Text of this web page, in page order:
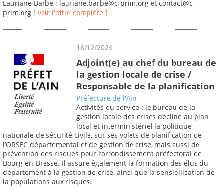
Lauriane Barbe : lauriane.barbe@c-prim.org et contact@c-
prim.org [ voir l'offre complète ]
16/12/2024
Adjoint(e) au chef du bureau de
la gestion locale de crise /
Responsable de la planification
Préfecture de l'Ain
Activités du service : le bureau de la
gestion locale des crises décline au plan
local et interministériel la politique
nationale de sécurité civile, sur ses volets de planification de
l’ORSEC départemental et de gestion de crise, mais aussi de
prévention des risques pour l’arrondissement préfectoral de
Bourg-en-Bresse. Il assure également la formation des élus du
département à la gestion de crise, ainsi que la sensibilisation de
la populations aux risques.